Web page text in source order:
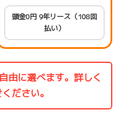
頭金0円 9年リース（108回
払い）
由に選べます。詳しく
ださい。